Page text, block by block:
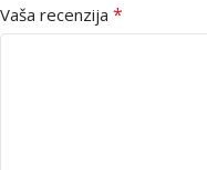
Vaša recenzija *